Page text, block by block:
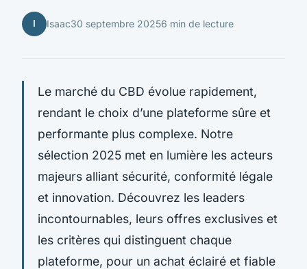
I Isaac30 septembre 20256 min de lecture
Le marché du CBD évolue rapidement,
rendant le choix d’une plateforme sûre et
performante plus complexe. Notre
sélection 2025 met en lumière les acteurs
majeurs alliant sécurité, conformité légale
et innovation. Découvrez les leaders
incontournables, leurs offres exclusives et
les critères qui distinguent chaque
plateforme, pour un achat éclairé et fiable